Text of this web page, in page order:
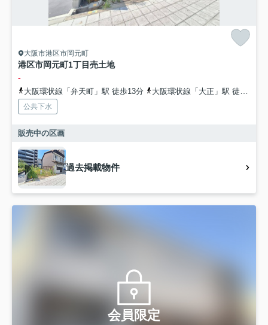
大阪市港区市岡元町
港区市岡元町1丁目売土地
-
大阪環状線「弁天町」駅 徒歩13分 大阪環状線「大正」駅 徒歩14分
公共下水
販売中の区画
過去掲載物件
会員限定